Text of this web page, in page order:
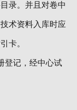
录。并且对卷中
术资料入库时应
卡。
登记，经中心试